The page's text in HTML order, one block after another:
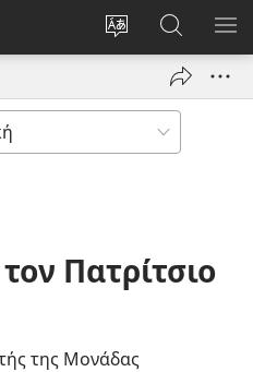
Αλλαγή
γλώσσας
ιστότοπου
Σύνδεση
(ανοίγει
παράθυρο)
στο
JW.ORG
Πατρίτσιο
της Μονάδας